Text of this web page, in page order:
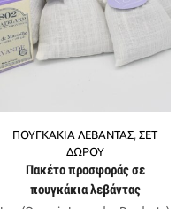
ΠΟΥΓΚΑΚΙΑ ΛΕΒΑΝΤΑΣ, ΣΕΤ
ΔΩΡΟΥ
Πακέτο προσφοράς σε
πουγκάκια λεβάντας